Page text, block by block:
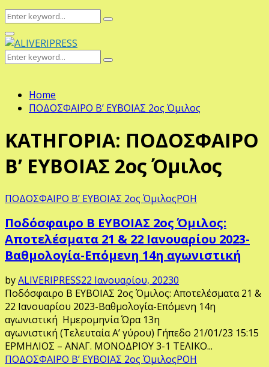
Search
Search
Primary
Menu
Search
Search
Home
ΠΟΔΟΣΦΑΙΡΟ Β’ ΕΥΒΟΙΑΣ 2ος Όμιλος
ΚΑΤΗΓΟΡΙΑ: ΠΟΔΟΣΦΑΙΡΟ
Β’ ΕΥΒΟΙΑΣ 2ος Όμιλος
ΠΟΔΟΣΦΑΙΡΟ Β’ ΕΥΒΟΙΑΣ 2ος ΌμιλοςΡΟΗ
Ποδόσφαιρο Β ΕΥΒΟΙΑΣ 2ος Όμιλος:
Αποτελέσματα 21 & 22 Ιανουαρίου 2023-
Βαθμολογία-Επόμενη 14η αγωνιστική
byALIVERIPRESS22 Ιανουαρίου, 20230
Ποδόσφαιρο Β ΕΥΒΟΙΑΣ 2ος Όμιλος: Αποτελέσματα 21 &
22 Ιανουαρίου 2023-Βαθμολογία-Επόμενη 14η
αγωνιστική Ημερομηνία Ώρα 13η
αγωνιστική (Τελευταία Α’ γύρου) Γήπεδο 21/01/23 15:15
ΕΡΜΗΛΙΟΣ – ΑΝΑΓ. ΜΟΝΟΔΡΙΟΥ 3-1 ΤΕΛΙΚΟ...
ΠΟΔΟΣΦΑΙΡΟ Β’ ΕΥΒΟΙΑΣ 2ος ΌμιλοςΡΟΗ